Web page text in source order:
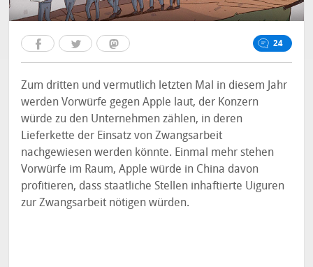
24
Zum dritten und vermutlich letzten Mal in diesem Jahr
werden Vorwürfe gegen Apple laut, der Konzern
würde zu den Unternehmen zählen, in deren
Lieferkette der Einsatz von Zwangsarbeit
nachgewiesen werden könnte. Einmal mehr stehen
Vorwürfe im Raum, Apple würde in China davon
profitieren, dass staatliche Stellen inhaftierte Uiguren
zur Zwangsarbeit nötigen würden.